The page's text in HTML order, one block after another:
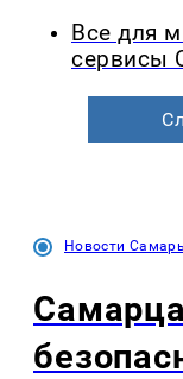
Все для
сервисы
Новости